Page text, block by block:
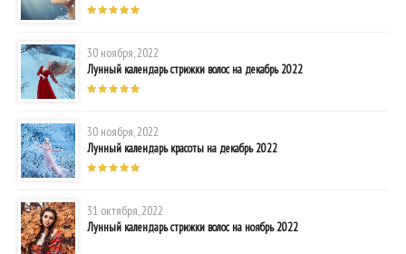
30 ноября, 2022
Лунный календарь стрижки волос на декабрь 2022
30 ноября, 2022
Лунный календарь красоты на декабрь 2022
31 октября, 2022
Лунный календарь стрижки волос на ноябрь 2022